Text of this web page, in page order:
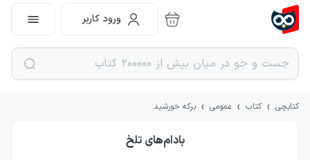
ورود کاربر
کتابچی › کتاب › عمومی › برکه خورشید
بادام‌های تلخ